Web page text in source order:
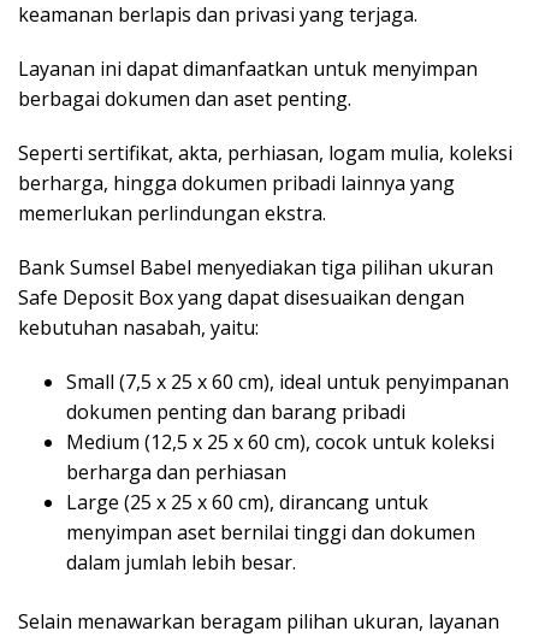
keamanan berlapis dan privasi yang terjaga.
Layanan ini dapat dimanfaatkan untuk menyimpan
berbagai dokumen dan aset penting.
Seperti sertifikat, akta, perhiasan, logam mulia, koleksi
berharga, hingga dokumen pribadi lainnya yang
memerlukan perlindungan ekstra.
Bank Sumsel Babel menyediakan tiga pilihan ukuran
Safe Deposit Box yang dapat disesuaikan dengan
kebutuhan nasabah, yaitu:
Small (7,5 x 25 x 60 cm), ideal untuk penyimpanan
dokumen penting dan barang pribadi
Medium (12,5 x 25 x 60 cm), cocok untuk koleksi
berharga dan perhiasan
Large (25 x 25 x 60 cm), dirancang untuk
menyimpan aset bernilai tinggi dan dokumen
dalam jumlah lebih besar.
Selain menawarkan beragam pilihan ukuran, layanan